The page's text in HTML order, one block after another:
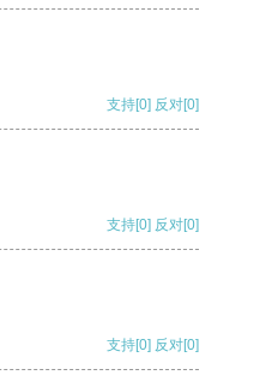
支持[0] 反对[0]
支持[0] 反对[0]
支持[0] 反对[0]